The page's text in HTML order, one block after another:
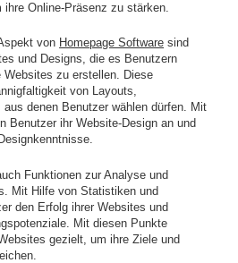
Online-Präsenz zu stärken.
von Homepage Software sind
und Designs, die es Benutzern
Websites zu erstellen. Diese
von Layouts,
denen Benutzer wählen dürfen. Mit
Benutzer ihr Website-Design an und
Funktionen zur Analyse und
Mit Hilfe von Statistiken und
den Erfolg ihrer Websites und
Mit diesen Punkte
gezielt, um ihre Ziele und